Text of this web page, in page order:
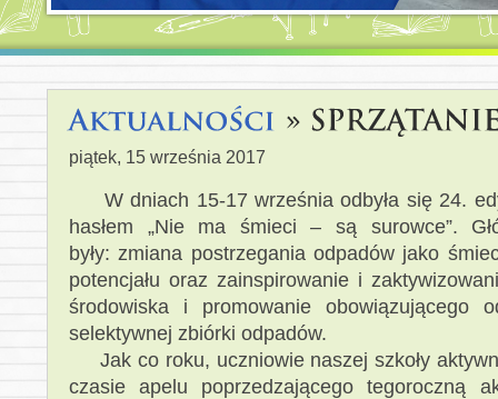
piątek, 15 września 2017
W dniach 15-17 września odbyła się 24.
hasłem „Nie ma śmieci – są surowce”.
były: zmiana postrzegania odpadów jako
potencjału oraz zainspirowanie i
środowiska i promowanie
selektywnej zbiórki odpadów.
Jak co roku, uczniowie naszej szkoły
czasie apelu poprzedzającego tegoroczną